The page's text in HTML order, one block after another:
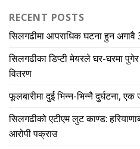
RECENT POSTS
सिलगढीमा आपराधिक घटना हुन अगावै
सिलगढीका डिप्टी मेयरले घर-घरमा
वितरण
फूलबारीमा दुई भिन्न-भिन्नै दुर्घटना,
सिलगढीको एटीएम लुट काण्ड:
आरोपी पक्राउ